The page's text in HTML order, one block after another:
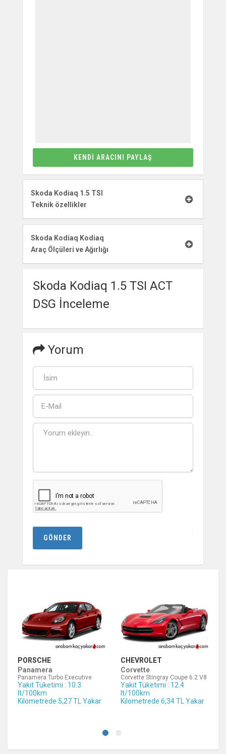
KENDI ARACINI PAYLAŞ
Skoda Kodiaq 1.5 TSI
Teknik özellikler
Skoda Kodiaq Kodiaq
Araç Ölçüleri ve Ağırlığı
Skoda Kodiaq 1.5 TSI ACT
DSG İnceleme
Yorum
GÖNDER
PORSCHE
Panamera
Panamera Turbo Executive
Yakıt Tüketimi : 10.3
lt/100km
Kilometrede 5,27 TL Yakar
CHEVROLET
Corvette
Corvette Stingray Coupe 6.2 V8
Yakıt Tüketimi : 12.4
lt/100km
Kilometrede 6,34 TL Yakar